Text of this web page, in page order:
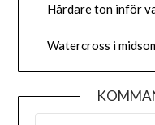
Hårdare ton inför
Watercross i